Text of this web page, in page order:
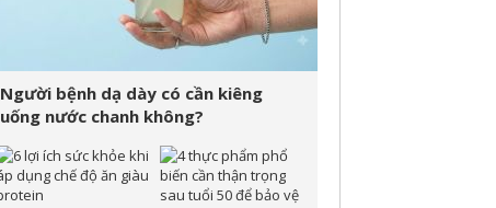
Người bệnh dạ dày có cần kiêng
uống nước chanh không?